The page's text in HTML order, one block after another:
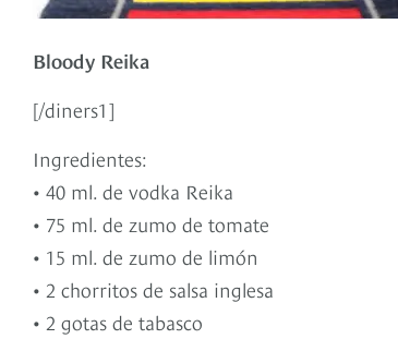
Bloody Reika
[/diners1]
Ingredientes:
• 40 ml. de vodka Reika
• 75 ml. de zumo de tomate
• 15 ml. de zumo de limón
• 2 chorritos de salsa inglesa
• 2 gotas de tabasco